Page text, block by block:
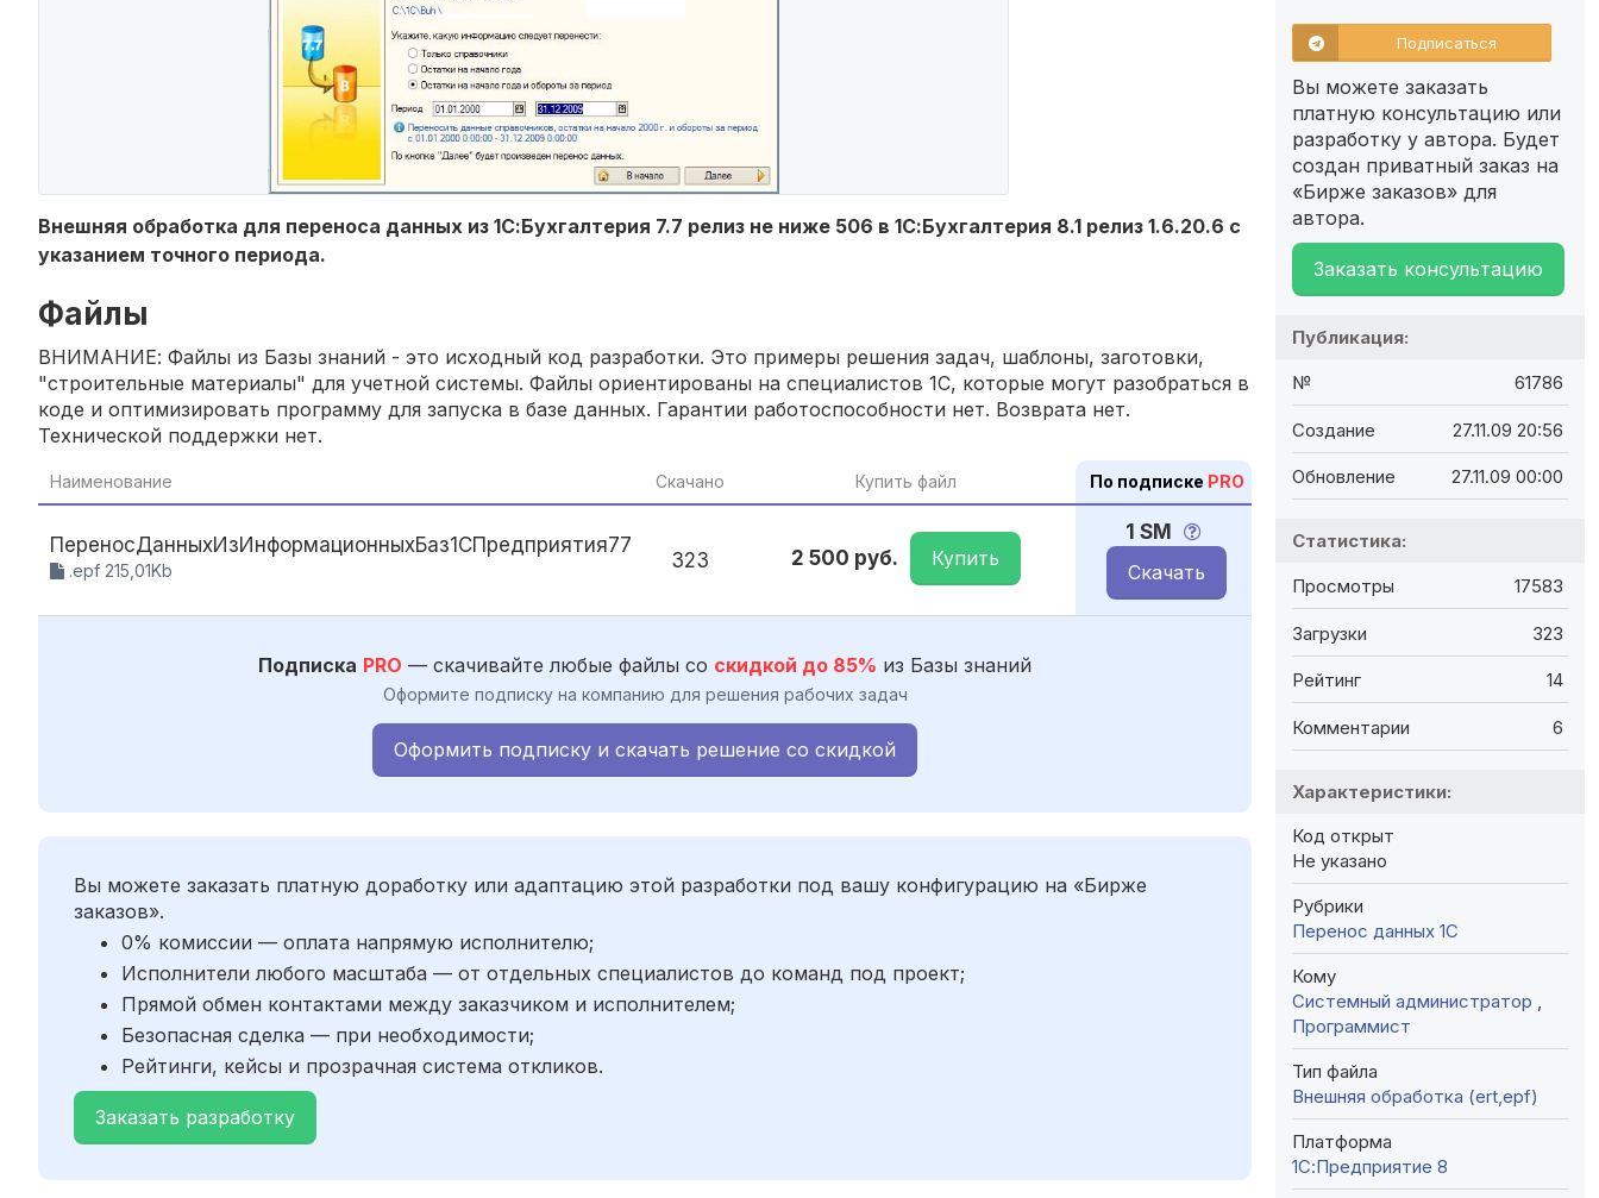
Внешняя обработка для переноса данных из 1С:Бухгалтерия 7.7 релиз не ниже 506 в 1С:Бухгалтерия 8.1 релиз 1.6.20.6 с
указанием точного периода.
Файлы
ВНИМАНИЕ: Файлы из Базы знаний - это исходный код разработки. Это примеры решения задач, шаблоны, заготовки,
"строительные материалы" для учетной системы. Файлы ориентированы на специалистов 1С, которые могут разобраться в
коде и оптимизировать программу для запуска в базе данных. Гарантии работоспособности нет. Возврата нет.
Технической поддержки нет.
Наименование Скачано Купить файл По подписке PRO
ПереносДанныхИзИнформационныхБаз1СПредприятия77
.epf 215,01Kb 323 2 500 руб. Купить
1 SM
Скачать
Подписка PRO — скачивайте любые файлы со скидкой до 85% из Базы знаний
Оформите подписку на компанию для решения рабочих задач
Оформить подписку и скачать решение со скидкой
Вы можете заказать платную доработку или адаптацию этой разработки под вашу конфигурацию на «Бирже
заказов».
0% комиссии — оплата напрямую исполнителю;
Исполнители любого масштаба — от отдельных специалистов до команд под проект;
Прямой обмен контактами между заказчиком и исполнителем;
Безопасная сделка — при необходимости;
Рейтинги, кейсы и прозрачная система откликов.
Заказать разработку
Подписаться
Вы можете заказать
платную консультацию или
разработку у автора. Будет
создан приватный заказ на
«Бирже заказов» для
автора.
Заказать консультацию
Публикация:
№ 61786
Создание 27.11.09 20:56
Обновление 27.11.09 00:00
Статистика:
Просмотры 17583
Загрузки 323
Рейтинг 14
Комментарии 6
Характеристики:
Код открыт
Не указано
Рубрики
Перенос данных 1C
Кому
Системный администратор
Программист
Тип файла
Внешняя обработка (ert,epf)
Платформа
1С:Предприятие 8